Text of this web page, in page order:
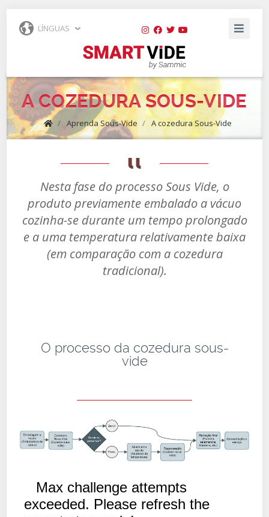
LÍNGUAS
A COZEDURA SOUS-VIDE
/ Aprenda Sous-Vide / A cozedura Sous-Vide
Nesta fase do processo Sous Vide, o
produto previamente embalado a vácuo
cozinha-se durante um tempo prolongado
e a uma temperatura relativamente baixa
(em comparação com a cozedura
tradicional).
O processo da cozedura sous-
vide